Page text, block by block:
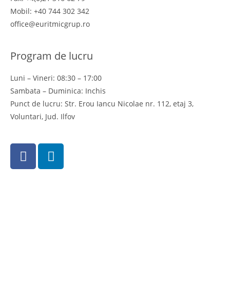
Mobil: +40 744 302 342
office@euritmicgrup.ro
Program de lucru
Luni – Vineri: 08:30 – 17:00
Sambata – Duminica: Inchis
Punct de lucru: Str. Erou Iancu Nicolae nr. 112, etaj 3,
Voluntari, Jud. Ilfov